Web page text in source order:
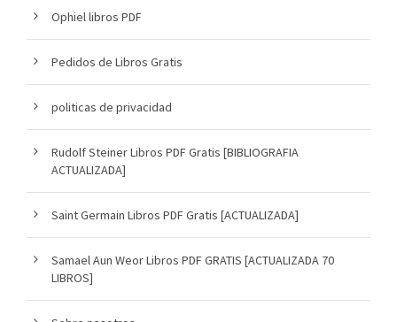
Ophiel libros PDF
Pedidos de Libros Gratis
politicas de privacidad
Rudolf Steiner Libros PDF Gratis [BIBLIOGRAFIA
ACTUALIZADA]
Saint Germain Libros PDF Gratis [ACTUALIZADA]
Samael Aun Weor Libros PDF GRATIS [ACTUALIZADA 70
LIBROS]